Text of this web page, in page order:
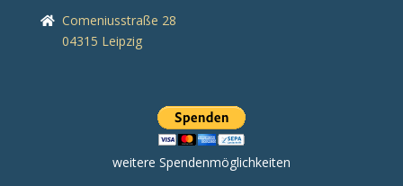
Comeniusstraße 28
04315 Leipzig
weitere Spendenmöglichkeiten